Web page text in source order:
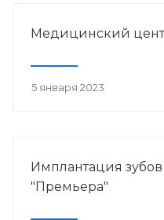
Медицинский
5 января 2023
Имплантация
"Премьера"